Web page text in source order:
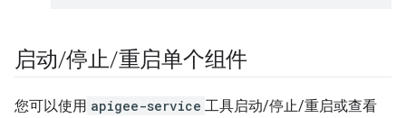
启动/停止/重启单个组件
您可以使用 apigee-service 工具启动/停止/重启或查看